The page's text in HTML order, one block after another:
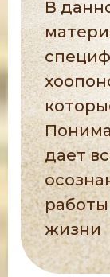
В
дает
жизни